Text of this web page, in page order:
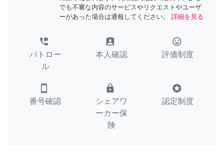
でも不審な内容のサービスやリクエストやユーザ
ーがあった場合は通報してください。
詳細を見る
perm_phone_msg
パトロー
ル
assignment_ind
本人確認
tag_faces
評価制度
smartphone
番号確認
lock
シェアワ
ーカー保
険
stars
認定制度